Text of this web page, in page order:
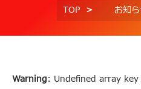
TOP
Warning: Undefined array